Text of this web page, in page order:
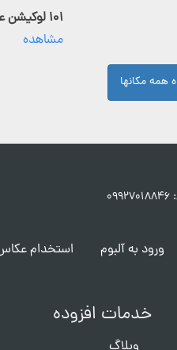
۱۰۱ لوکیشن عکاسی فعال
مشاهده
همه مکانها
ورود به آلبوم استخدام
خدمات افزوده